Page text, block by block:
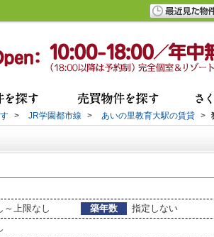
> JR学園都市線 > あいの里教育大駅の賃貸 >
～上限なし 築年数
指定しない